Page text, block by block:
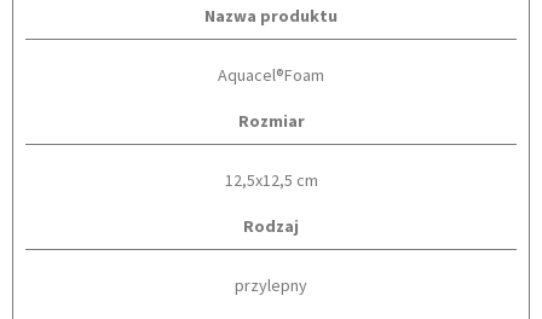
Nazwa produktu
Aquacel®Foam
Rozmiar
12,5x12,5 cm
Rodzaj
przylepny